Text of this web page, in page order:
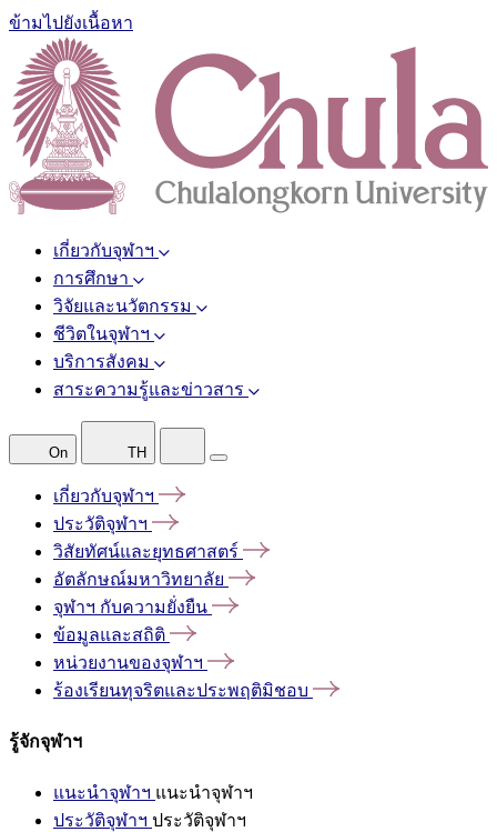
ข้ามไปยังเนื้อหา
เกี่ยวกับจุฬาฯ
การศึกษา
วิจัยและนวัตกรรม
ชีวิตในจุฬาฯ
บริการสังคม
สาระความรู้และข่าวสาร
On TH
เกี่ยวกับจุฬาฯ
ประวัติจุฬาฯ
วิสัยทัศน์และยุทธศาสตร์
อัตลักษณ์มหาวิทยาลัย
จุฬาฯ กับความยั่งยืน
ข้อมูลและสถิติ
หน่วยงานของจุฬาฯ
ร้องเรียนทุจริตและประพฤติมิชอบ
รู้จักจุฬาฯ
แนะนำจุฬาฯ แนะนำจุฬาฯ
ประวัติจุฬาฯ ประวัติจุฬาฯ